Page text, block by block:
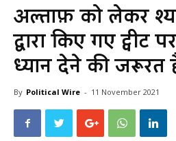
अल्ताफ़ को लेकर
द्वारा किए गए ट्वीट
ध्यान देने की जरूरत
By Political Wire - 11 November 2021